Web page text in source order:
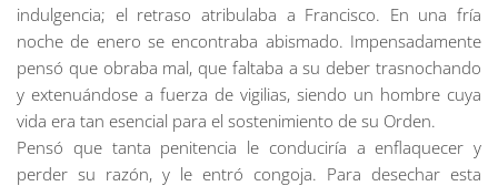
indulgencia; el retraso atribulaba a Francisco. En una fría
noche de enero se encontraba abismado. Impensadamente
pensó que obraba mal, que faltaba a su deber trasnochando
y extenuándose a fuerza de vigilias, siendo un hombre cuya
vida era tan esencial para el sostenimiento de su Orden.
Pensó que tanta penitencia le conduciría a enflaquecer y
perder su razón, y le entró congoja. Para desechar esta